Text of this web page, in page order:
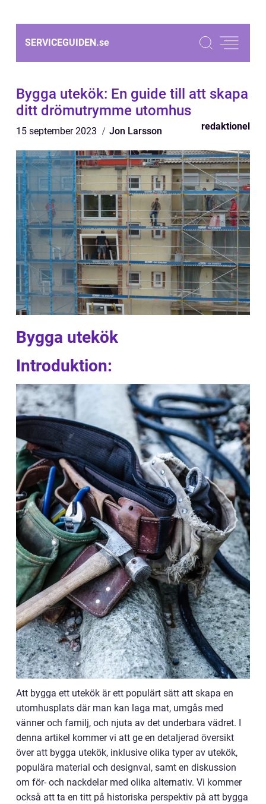
SERVICEGUIDEN.se
Bygga utekök: En guide till att skapa
ditt drömutrymme utomhus
15 september 2023 Jon Larsson redaktionel
Bygga utekök
Introduktion:
Att bygga ett utekök är ett populärt sätt att skapa en
utomhusplats där man kan laga mat, umgås med
vänner och familj, och njuta av det underbara vädret. I
denna artikel kommer vi att ge en detaljerad översikt
över att bygga utekök, inklusive olika typer av utekök,
populära material och designval, samt en diskussion
om för- och nackdelar med olika alternativ. Vi kommer
också att ta en titt på historiska perspektiv på att bygga